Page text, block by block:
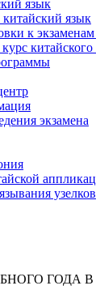
язык
язык
к
китайск​ого
экзамена
узелков
ГОДА